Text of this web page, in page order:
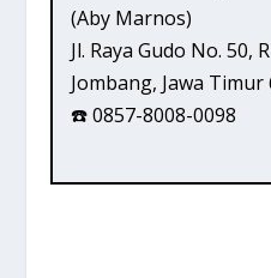
(Aby Marnos)
Jl. Raya Gudo No. 50,
Jombang, Jawa Timur
☎️ 0857-8008-0098